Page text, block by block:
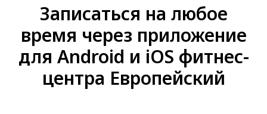
Записаться на любое
время через приложение
для Android и iOS фитнес-
центра Европейский